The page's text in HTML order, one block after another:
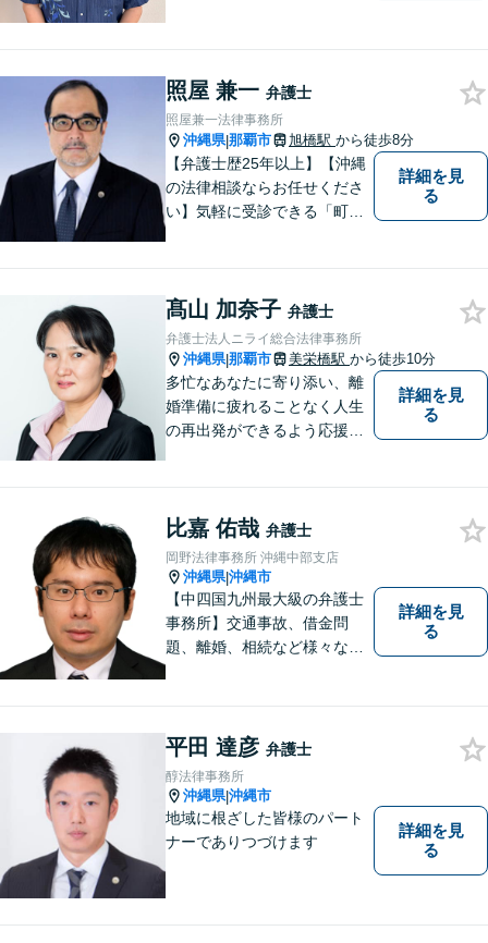
談にも親身に寄り添い、あな
たの未来を全力でサポートい
たします【沖縄北部エリア・
名護市】
照屋 兼一 弁護士
照屋兼一法律事務所
沖縄県|那覇市 旭橋駅 から徒歩8分
【弁護士歴25年以上】【沖縄
の法律相談ならお任せくださ
い】気軽に受診できる「町医
かし、ひとりでも多く悩まれ
ている方を救います。ぜひご
相談ください。
詳細を見
る
髙山 加奈子 弁護士
弁護士法人ニライ総合法律事務所
沖縄県|那覇市 美栄橋駅 から徒歩10分
多忙なあなたに寄り添い、離
婚準備に疲れることなく人生
の再出発ができるよう応援し
詳細を見
る
比嘉 佑哉 弁護士
岡野法律事務所 沖縄中部支店
沖縄県|沖縄市
【中四国九州最大級の弁護士
事務所】交通事故、借金問
題、離婚、相続など様々な問
い！
詳細を見
る
平田 達彦 弁護士
醇法律事務所
沖縄県|沖縄市
地域に根ざした皆様のパート
ナーでありつづけます
詳細を見
る